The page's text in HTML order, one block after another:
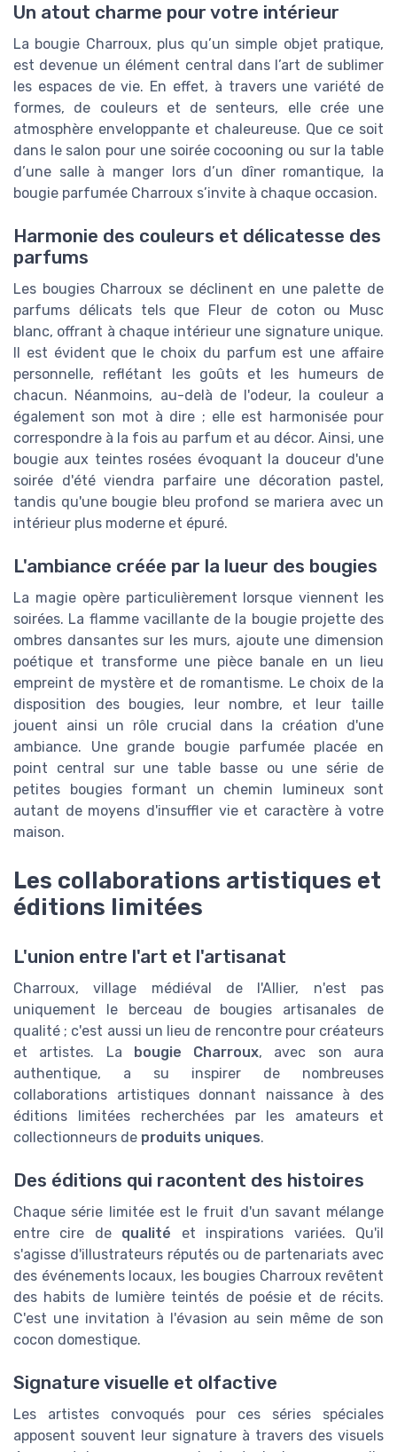
Un atout charme pour votre intérieur
La bougie Charroux, plus qu’un simple objet pratique,
est devenue un élément central dans l’art de sublimer
les espaces de vie. En effet, à travers une variété de
formes, de couleurs et de senteurs, elle crée une
atmosphère enveloppante et chaleureuse. Que ce soit
dans le salon pour une soirée cocooning ou sur la table
d’une salle à manger lors d’un dîner romantique, la
bougie parfumée Charroux s’invite à chaque occasion.
Harmonie des couleurs et délicatesse des
parfums
Les bougies Charroux se déclinent en une palette de
parfums délicats tels que Fleur de coton ou Musc
blanc, offrant à chaque intérieur une signature unique.
Il est évident que le choix du parfum est une affaire
personnelle, reflétant les goûts et les humeurs de
chacun. Néanmoins, au-delà de l'odeur, la couleur a
également son mot à dire ; elle est harmonisée pour
correspondre à la fois au parfum et au décor. Ainsi, une
bougie aux teintes rosées évoquant la douceur d'une
soirée d'été viendra parfaire une décoration pastel,
tandis qu'une bougie bleu profond se mariera avec un
intérieur plus moderne et épuré.
L'ambiance créée par la lueur des bougies
La magie opère particulièrement lorsque viennent les
soirées. La flamme vacillante de la bougie projette des
ombres dansantes sur les murs, ajoute une dimension
poétique et transforme une pièce banale en un lieu
empreint de mystère et de romantisme. Le choix de la
disposition des bougies, leur nombre, et leur taille
jouent ainsi un rôle crucial dans la création d'une
ambiance. Une grande bougie parfumée placée en
point central sur une table basse ou une série de
petites bougies formant un chemin lumineux sont
autant de moyens d'insuffler vie et caractère à votre
maison.
Les collaborations artistiques et
éditions limitées
L'union entre l'art et l'artisanat
Charroux, village médiéval de l'Allier, n'est pas
uniquement le berceau de bougies artisanales de
qualité ; c'est aussi un lieu de rencontre pour créateurs
et artistes. La bougie Charroux, avec son aura
authentique, a su inspirer de nombreuses
collaborations artistiques donnant naissance à des
éditions limitées recherchées par les amateurs et
collectionneurs de produits uniques.
Des éditions qui racontent des histoires
Chaque série limitée est le fruit d'un savant mélange
entre cire de qualité et inspirations variées. Qu'il
s'agisse d'illustrateurs réputés ou de partenariats avec
des événements locaux, les bougies Charroux revêtent
des habits de lumière teintés de poésie et de récits.
C'est une invitation à l'évasion au sein même de son
cocon domestique.
Signature visuelle et olfactive
Les artistes convoqués pour ces séries spéciales
apposent souvent leur signature à travers des visuels